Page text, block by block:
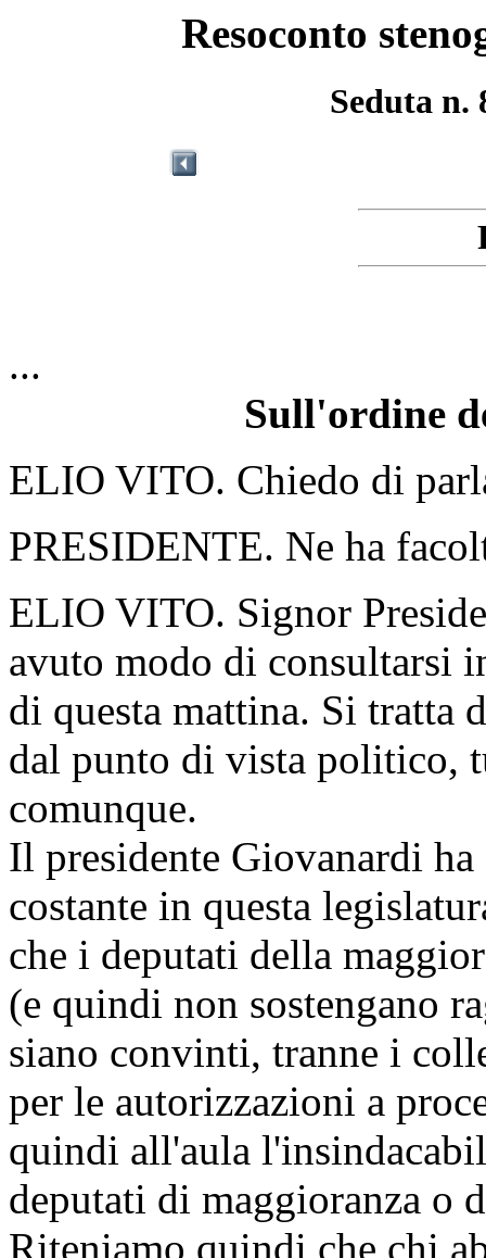
Resoconto
Seduta n.
...
Sull'ordine
ELIO VITO. Chiedo di
PRESIDENTE. Ne ha
ELIO VITO. Signor
avuto modo di consultarsi
di questa mattina. Si tratta
dal punto di vista politico,
comunque.
Il presidente Giovanardi
costante in questa
che i deputati della
(e quindi non sostengano
siano convinti, tranne i
per le autorizzazioni a
quindi all'aula
deputati di maggioranza o
Riteniamo quindi che chi